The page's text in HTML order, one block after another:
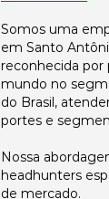
Somos uma
em Santo
reconhecida por
mundo no
do Brasil,
portes e
Nossa
headhunters
de mercado.